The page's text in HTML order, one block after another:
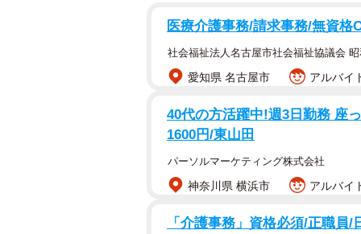
医療介護事務/請求事務/無資
社会福祉法人名古屋市社会福祉協議会
愛知県 名古屋市 アルバイ
40代の方活躍中!週3日勤務 座
1600円/東山田
パーソルマーケティング株式会社
神奈川県 横浜市 アルバイ
「介護事務」資格必須/正職員